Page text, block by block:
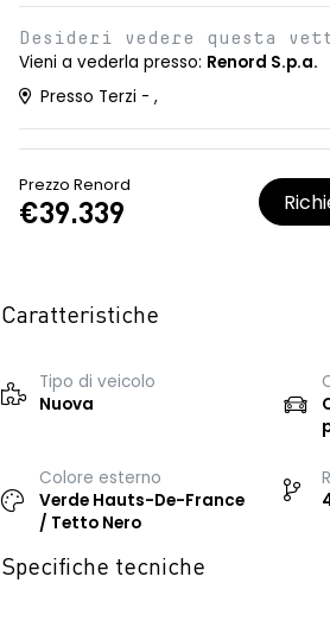
Desideri vedere questa
Vieni a vederla presso: Renord S.p.a.
Presso Terzi - ,
Prezzo Renord
€39.339
Caratteristiche
Tipo di veicolo
Nuova
Colore esterno
Verde Hauts-De-France
/ Tetto Nero
Specifiche tecniche